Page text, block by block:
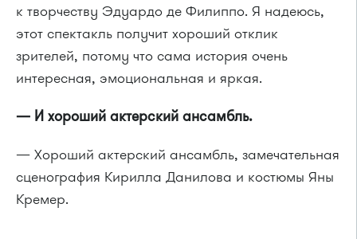
к творчеству Эдуардо де Филиппо. Я надеюсь,
этот спектакль получит хороший отклик
зрителей, потому что сама история очень
интересная, эмоциональная и яркая.
— И хороший актерский ансамбль.
— Хороший актерский ансамбль, замечательная
сценография Кирилла Данилова и костюмы Яны
Кремер.